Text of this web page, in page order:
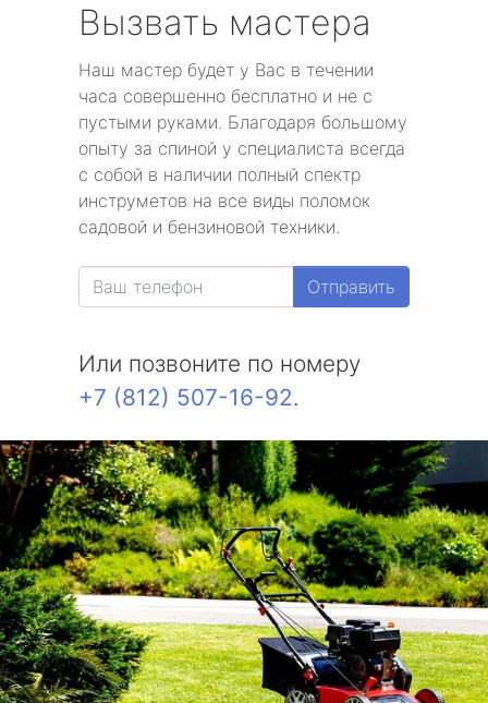
Вызвать мастера
Наш мастер будет у Вас в течении
часа совершенно бесплатно и не с
пустыми руками. Благодаря большому
опыту за спиной у специалиста всегда
с собой в наличии полный спектр
инструметов на все виды поломок
садовой и бензиновой техники.
Отправить
Или позвоните по номеру
+7 (812) 507-16-92.